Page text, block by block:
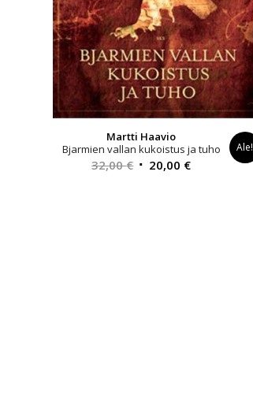
Martti Haavio
Bjarmien vallan kukoistus ja tuho
32,00€ Alkuperäinen
20,00 €Nykyinen
Ale!